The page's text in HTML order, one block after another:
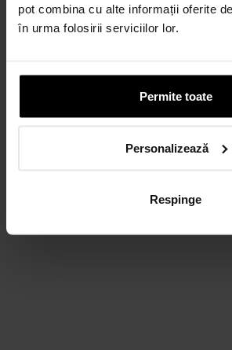
pot combina cu alte informații oferite
în urma folosirii serviciilor lor.
Permite toate
Personalizează
Respinge
Discută cu un